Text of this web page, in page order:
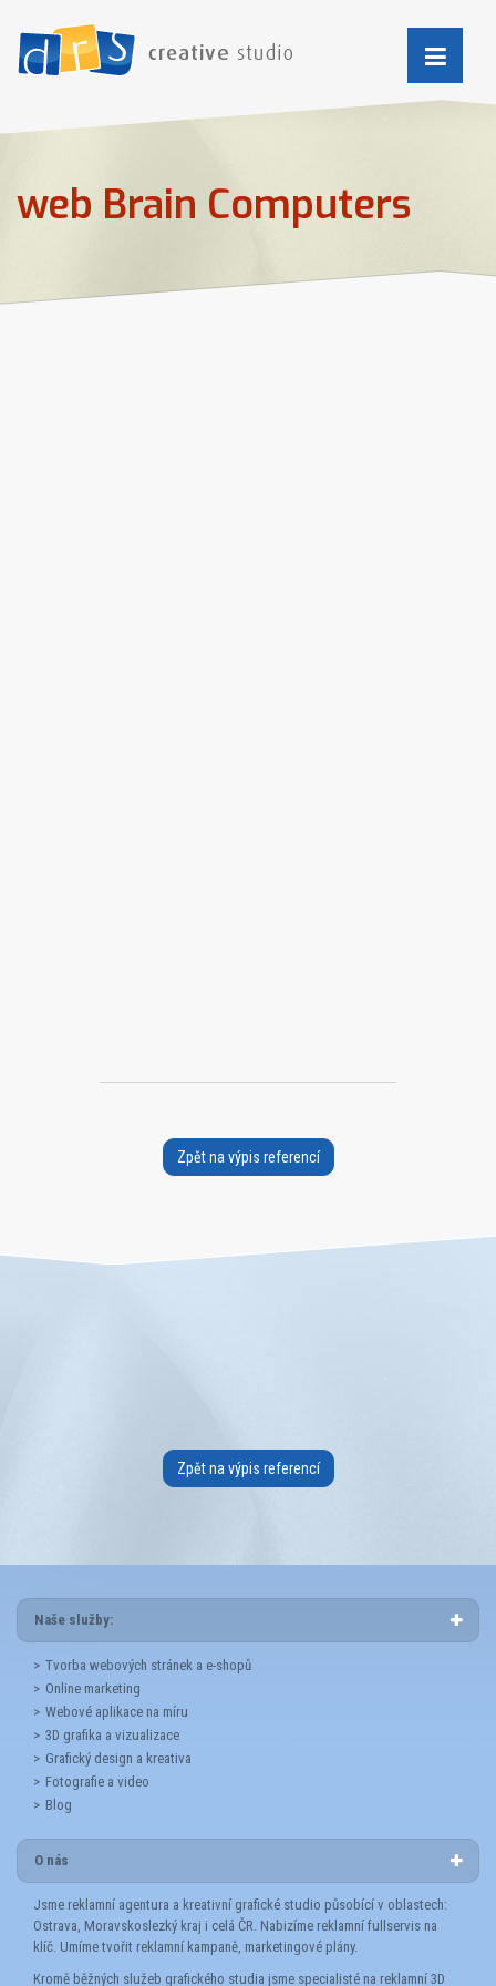
web Brain Computers
Zpět na výpis referencí
Zpět na výpis referencí
Naše služby:
Tvorba webových stránek a e-shopů
Online marketing
Webové aplikace na míru
3D grafika a vizualizace
Grafický design a kreativa
Fotografie a video
Blog
O nás
Jsme reklamní agentura a kreativní grafické studio působící v oblastech:
Ostrava, Moravskoslezký kraj i celá ČR. Nabizíme reklamní fullservis na
klíč. Umíme tvořit reklamní kampaně, marketingové plány.
Kromě běžných služeb grafického studia jsme specialisté na reklamní 3D